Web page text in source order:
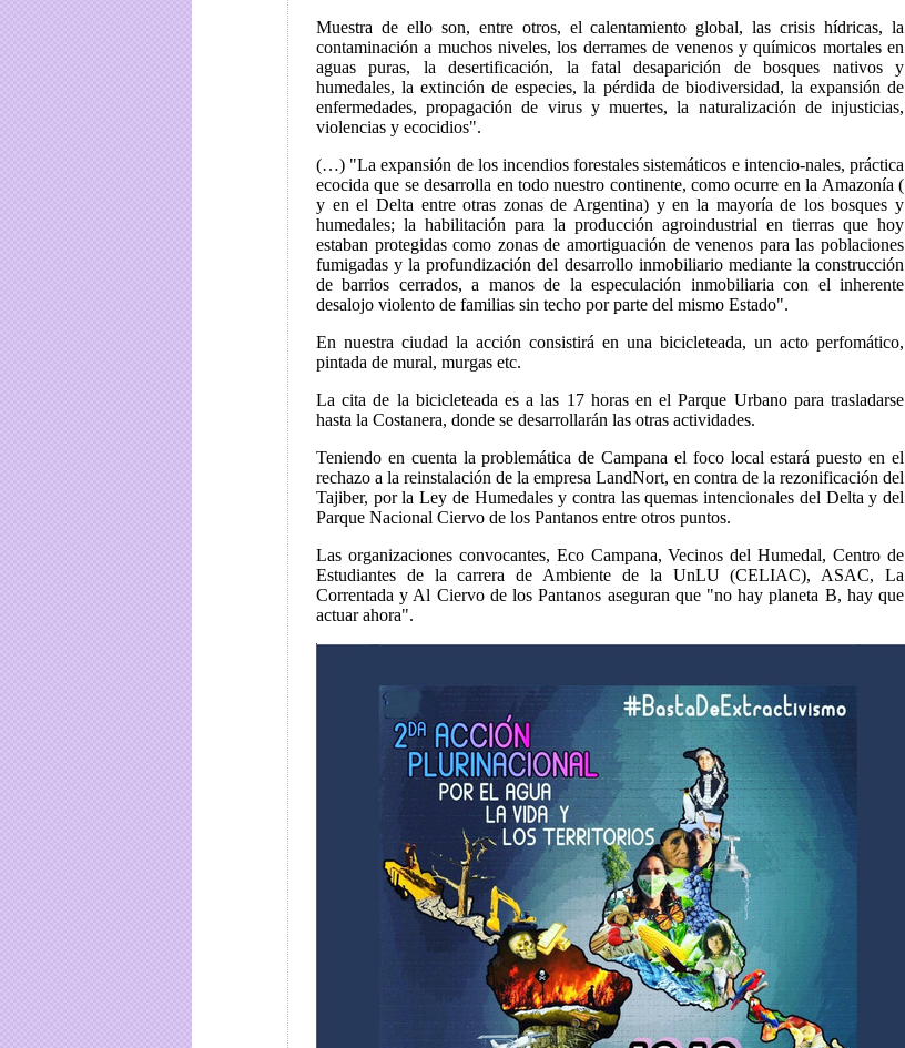
Muestra de ello son, entre otros, el calentamiento global, las crisis hídricas, la
contaminación a muchos niveles, los derrames de venenos y químicos mortales en
aguas puras, la desertificación, la fatal desaparición de bosques nativos y
humedales, la extinción de especies, la pérdida de biodiversidad, la expansión de
enfermedades, propagación de virus y muertes, la naturalización de injusticias,
violencias y ecocidios".
(…) "La expansión de los incendios forestales sistemáticos e intencio-nales, práctica
ecocida que se desarrolla en todo nuestro continente, como ocurre en la Amazonía (
y en el Delta entre otras zonas de Argentina) y en la mayoría de los bosques y
humedales; la habilitación para la producción agroindustrial en tierras que hoy
estaban protegidas como zonas de amortiguación de venenos para las poblaciones
fumigadas y la profundización del desarrollo inmobiliario mediante la construcción
de barrios cerrados, a manos de la especulación inmobiliaria con el inherente
desalojo violento de familias sin techo por parte del mismo Estado".
En nuestra ciudad la acción consistirá en una bicicleteada, un acto perfomático,
pintada de mural, murgas etc.
La cita de la bicicleteada es a las 17 horas en el Parque Urbano para trasladarse
hasta la Costanera, donde se desarrollarán las otras actividades.
Teniendo en cuenta la problemática de Campana el foco local estará puesto en el
rechazo a la reinstalación de la empresa LandNort, en contra de la rezonificación del
Tajiber, por la Ley de Humedales y contra las quemas intencionales del Delta y del
Parque Nacional Ciervo de los Pantanos entre otros puntos.
Las organizaciones convocantes, Eco Campana, Vecinos del Humedal, Centro de
Estudiantes de la carrera de Ambiente de la UnLU (CELIAC), ASAC, La
Correntada y Al Ciervo de los Pantanos aseguran que "no hay planeta B, hay que
actuar ahora".